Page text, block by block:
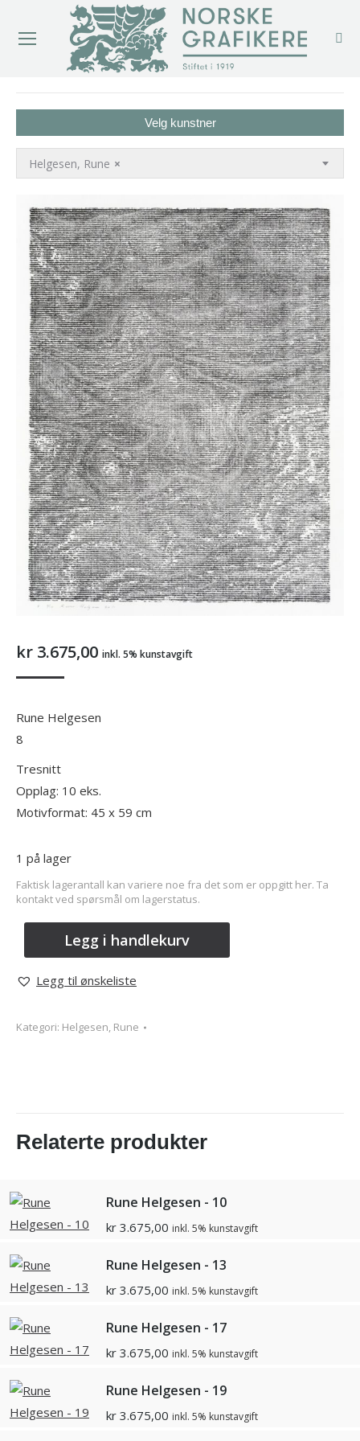
Velg kunstner
×
Helgesen, Rune
kr 3.675,00 inkl. 5% kunstavgift
Rune Helgesen
8
Tresnitt
Opplag: 10 eks.
Motivformat: 45 x 59 cm
1 på lager
Faktisk lagerantall kan variere noe fra det som er oppgitt her. Ta
kontakt ved spørsmål om lagerstatus.
Legg i handlekurv
Legg til ønskeliste
Kategori: Helgesen, Rune
Relaterte produkter
Rune Helgesen - 10
kr 3.675,00 inkl. 5% kunstavgift
Rune Helgesen - 13
kr 3.675,00 inkl. 5% kunstavgift
Rune Helgesen - 17
kr 3.675,00 inkl. 5% kunstavgift
Rune Helgesen - 19
kr 3.675,00 inkl. 5% kunstavgift